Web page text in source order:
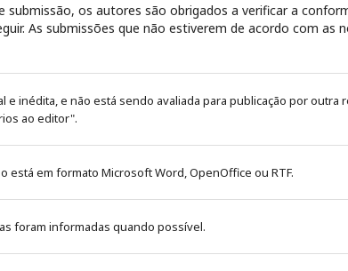
submissão, os autores são obrigados a verificar a
As submissões que não estiverem de acordo com as
e inédita, e não está sendo avaliada para publicação por outra
ao editor".
está em formato Microsoft Word, OpenOffice ou RTF.
foram informadas quando possível.